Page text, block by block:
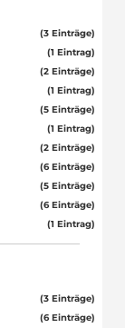
(3 Einträge)
(1 Eintrag)
(2 Einträge)
(1 Eintrag)
(5 Einträge)
(1 Eintrag)
(2 Einträge)
(6 Einträge)
(5 Einträge)
(6 Einträge)
(1 Eintrag)
(3 Einträge)
(6 Einträge)